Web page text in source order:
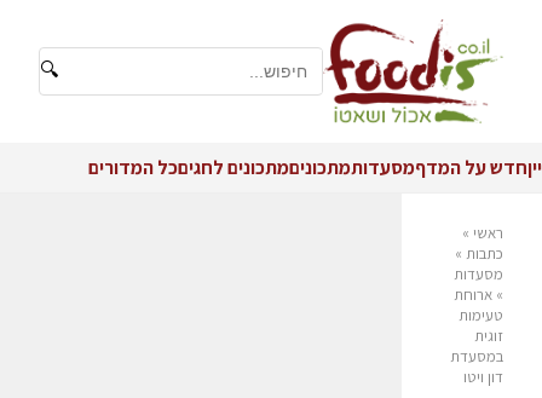
🔍
ייןחדש על המדףמסעדותמתכוניםמתכונים לחגיםכל המדורים
ראשי »
כתבות »
מסעדות
» ארוחת
טעימות
זוגית
במסעדת
דון ויטו